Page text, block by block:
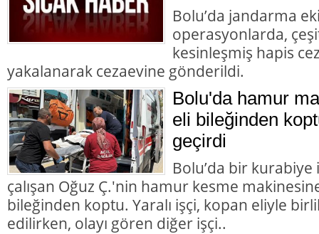
Bolu’da jandarma
operasyonlarda,
kesinleşmiş hapis
yakalanarak cezaevine gönderildi.
Bolu'da hamur
eli bileğinden
geçirdi
Bolu’da bir
çalışan Oğuz Ç.'nin hamur kesme
bileğinden koptu. Yaralı işçi, kopan eliyle
edilirken, olayı gören diğer işçi..